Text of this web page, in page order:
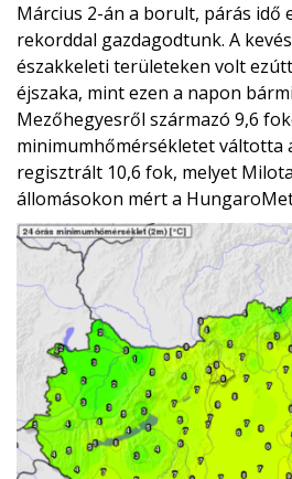
Március 2-án a borult, párás idő
rekorddal gazdagodtunk. A
északkeleti területeken volt
éjszaka, mint ezen a napon
Mezőhegyesről származó 9,6
minimumhőmérsékletet váltotta
regisztrált 10,6 fok, melyet
állomásokon mért a